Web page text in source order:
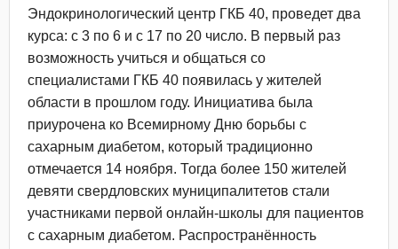
Эндокринологический центр ГКБ 40, проведет два
курса: с 3 по 6 и с 17 по 20 число. В первый раз
возможность учиться и общаться со
специалистами ГКБ 40 появилась у жителей
области в прошлом году. Инициатива была
приурочена ко Всемирному Дню борьбы с
сахарным диабетом, который традиционно
отмечается 14 ноября. Тогда более 150 жителей
девяти свердловских муниципалитетов стали
участниками первой онлайн-школы для пациентов
с сахарным диабетом. Распространённость